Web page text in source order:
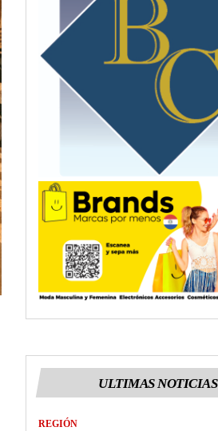
ULTIMAS NOTICIAS
REGIÓN